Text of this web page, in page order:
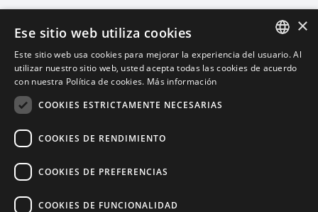
ITALIAN
×
Ese sitio web utiliza cookies
Este sitio web usa cookies para mejorar la experiencia del usuario. Al
utilizar nuestro sitio web, usted acepta todas las cookies de acuerdo
con nuestra Política de cookies. Más información
COOKIES ESTRICTAMENTE NECESARIAS
COOKIES DE RENDIMIENTO
COOKIES DE PREFERENCIAS
COOKIES DE FUNCIONALIDAD